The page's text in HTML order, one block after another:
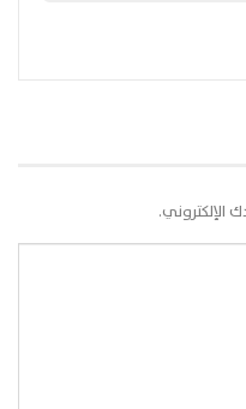
الإلكتروني.